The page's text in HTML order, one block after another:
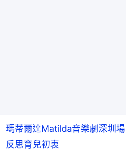
瑪蒂爾達Matilda音樂劇深圳
反思育兒初衷